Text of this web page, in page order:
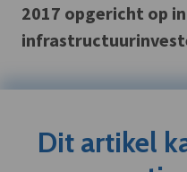
2017 opgericht op
Dit artikel